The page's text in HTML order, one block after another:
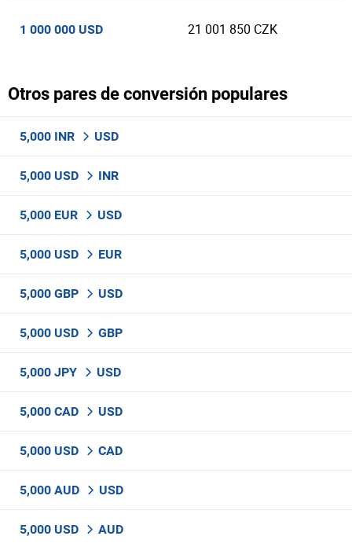
1 000 000 USD 21 001 850 CZK
Otros pares de conversión populares
5,000 INR USD
5,000 USD INR
5,000 EUR USD
5,000 USD EUR
5,000 GBP USD
5,000 USD GBP
5,000 JPY USD
5,000 CAD USD
5,000 USD CAD
5,000 AUD USD
5,000 USD AUD